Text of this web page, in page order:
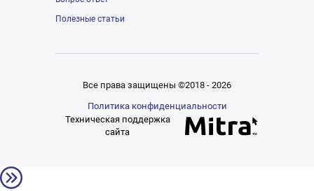
Полезные статьи
Все права защищены ©2018 - 2026
Политика конфиденциальности
Техническая поддержка
сайта